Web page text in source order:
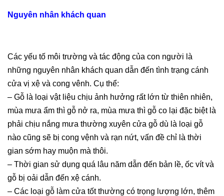
Nguyên nhân khách quan
Các yếu tố môi trường và tác động của con người là
những nguyên nhân khách quan dẫn đến tình trạng cánh
cửa vị xệ và cong vênh. Cụ thể:
– Gỗ là loại vật liệu chịu ảnh hưởng rất lớn từ thiên nhiên,
mùa mưa ẩm thì gỗ nở ra, mùa mưa thì gỗ co lại đặc biệt là
phải chịu nắng mưa thường xuyên cửa gỗ dù là loại gỗ
nào cũng sẽ bị cong vệnh và rạn nứt, vấn đề chỉ là thời
gian sớm hay muộn mà thôi.
– Thời gian sử dụng quá lâu năm dẫn đến bản lề, ốc vít và
gỗ bị oải dẫn đến xệ cánh.
– Các loại gỗ làm cửa tốt thường có trọng lượng lớn, thêm